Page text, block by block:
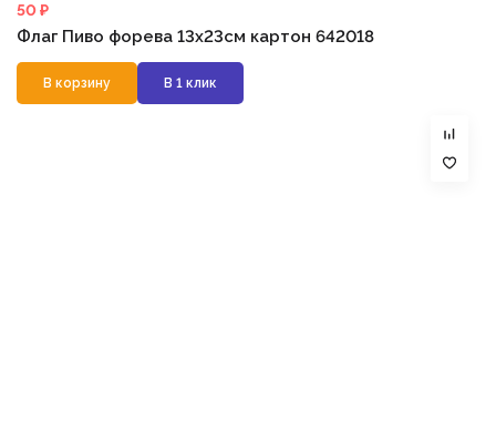
50 ₽
Флаг Пиво форева 13х23см картон 642018
В корзину В 1 клик